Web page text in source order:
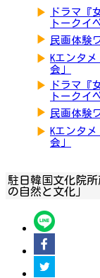
▶
ドラマ『
トークイ
▶ 民画体験
▶ Kエンタ
会」
▶
ドラマ『
トークイ
▶ 民画体験
▶ Kエンタ
会」
駐日韓国文化院
の自然と文化」